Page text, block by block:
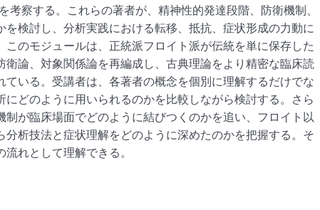
考察する。これらの著者が、精神性的発達段階、防衛機制、
検討し、分析実践における転移、抵抗、症状形成の力動に
のモジュールは、正統派フロイト派が伝統を単に保存した
論、対象関係論を再編成し、古典理論をより精密な臨床読
いる。受講者は、各著者の概念を個別に理解するだけでな
どのように用いられるのかを比較しながら検討する。さら
が臨床場面でどのように結びつくのかを追い、フロイト以
析技法と症状理解をどのように深めたのかを把握する。そ
れとして理解できる。